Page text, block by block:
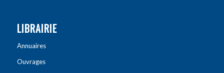
LIBRAIRIE
Annuaires
Ouvrages